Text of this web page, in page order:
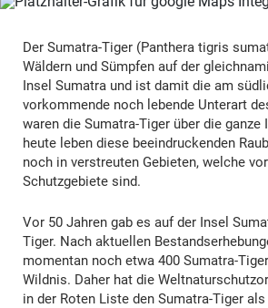
Der Sumatra-Tiger (Panthera tigris
Wäldern und Sümpfen auf der
Insel Sumatra und ist damit die am
vorkommende noch lebende Unterart
waren die Sumatra-Tiger über die ganze
heute leben diese beeindruckenden
noch in verstreuten Gebieten, welche
Schutzgebiete sind.
Vor 50 Jahren gab es auf der Insel
Tiger. Nach aktuellen
momentan noch etwa 400 Sumatra-
Wildnis. Daher hat die
in der Roten Liste den Sumatra-Tiger